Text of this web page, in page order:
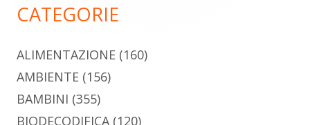
CATEGORIE
ALIMENTAZIONE (160)
AMBIENTE (156)
BAMBINI (355)
BIODECODIFICA(120)